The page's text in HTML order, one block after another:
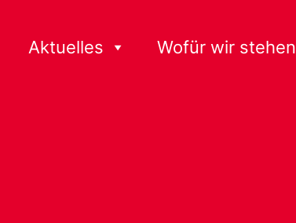
Aktuelles Wofür wir stehen